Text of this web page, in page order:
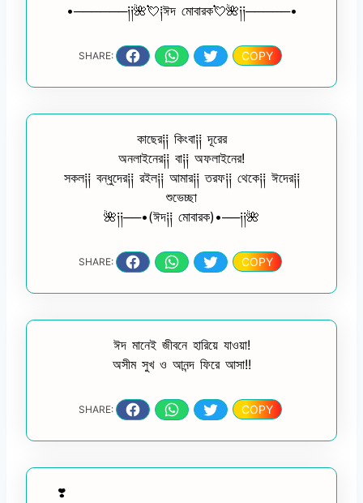
•──────༏༏🌺💘༐ঈদ মোবারক💘🌺༏༏─────•
SHARE: COPY
কাছের༐༐ কিংবা༐༐ দূরের
অনলাইনের༐༐ বা༐༐ অফলাইনের!
সকল༐༐ বন্ধুদের༐༐ রইল༐༐ আমার༐༐ তরফ༐༐ থেকে༐༐ ঈদের༐༐
শুভেচ্ছা
🌺༏༏──•(ঈদ༐༐ মোবারক)•──༏༏🌺
SHARE: COPY
ঈদ মানেই জীবনে হারিয়ে যাওয়া!
অসীম সুখ ও আনন্দ ফিরে আসা!!
SHARE: COPY
❣️